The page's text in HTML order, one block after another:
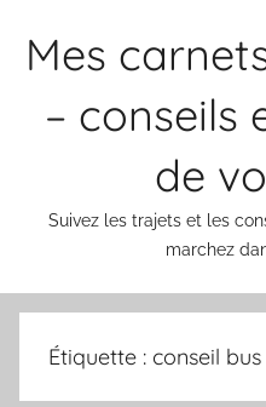
Mes
– conseils
de
Suivez les trajets et les
marchez
Étiquette : conseil bus